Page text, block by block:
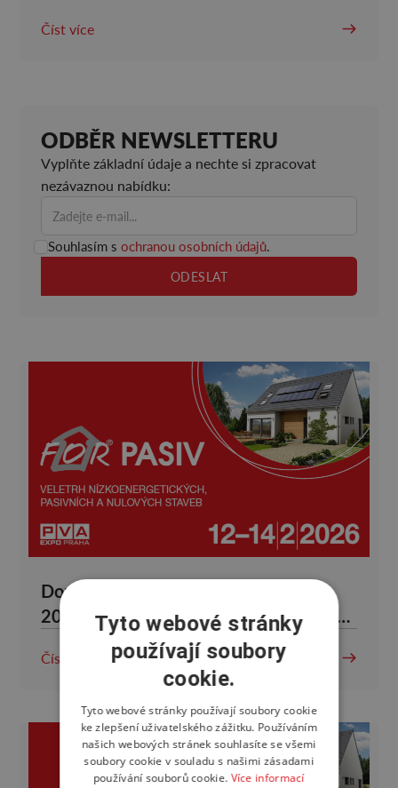
Číst více
ODBĚR NEWSLETTERU
Vyplňte základní údaje a nechte si zpracovat
nezávaznou nabídku:
Souhlasím sochranou osobních údajů.
Doprovodný program v pátek 13. 2.
2026 na veletrhu For Pasiv a For Wood
Číst více
Tyto webové stránky
používají soubory
cookie.
Tyto webové stránky používají soubory cookie
ke zlepšení uživatelského zážitku. Používáním
našich webových stránek souhlasíte se všemi
soubory cookie v souladu s našimi zásadami
používání souborů cookie. Více informací